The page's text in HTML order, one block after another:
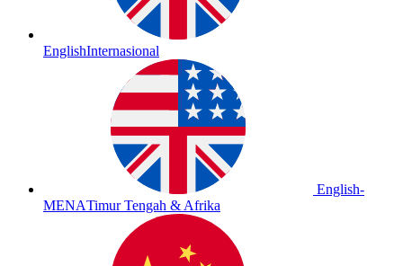
EnglishInternasional
English-
MENATimur Tengah & Afrika